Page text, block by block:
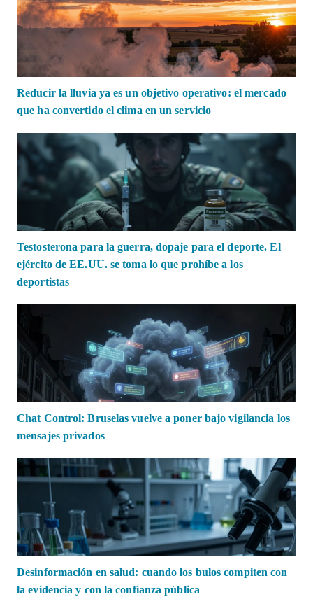
Reducir la lluvia ya es un objetivo operativo: el mercado
que ha convertido el clima en un servicio
Testosterona para la guerra, dopaje para el deporte. El
ejército de EE.UU. se toma lo que prohíbe a los
deportistas
Chat Control: Bruselas vuelve a poner bajo vigilancia los
mensajes privados
Desinformación en salud: cuando los bulos compiten con
la evidencia y con la confianza pública